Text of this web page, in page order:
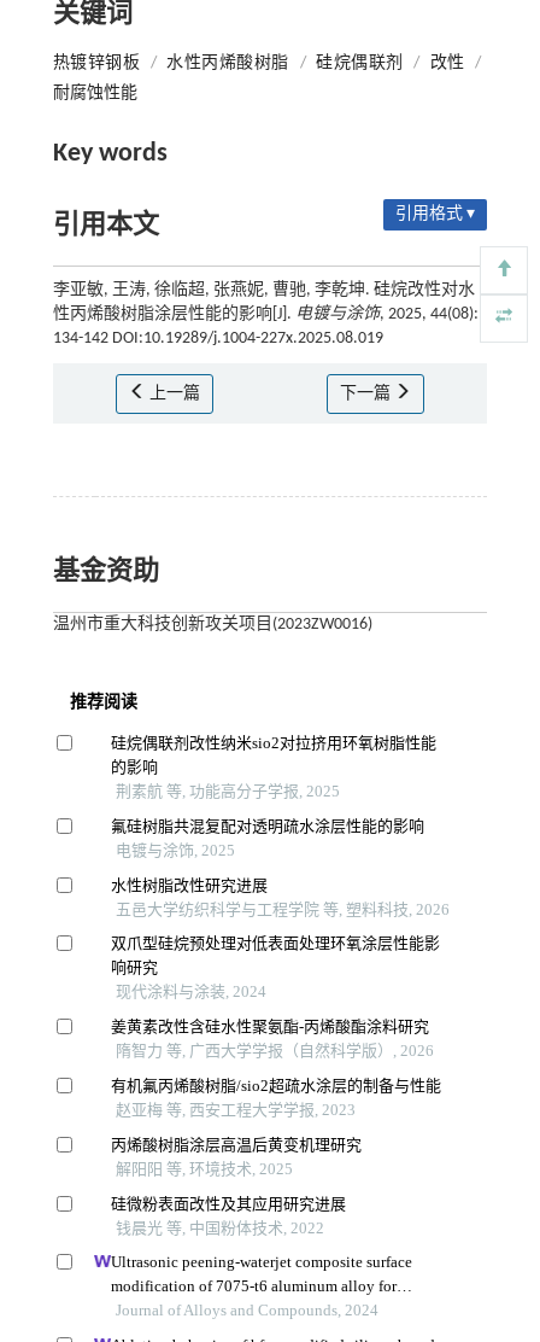
关键词
热镀锌钢板 / 水性丙烯酸树脂 / 硅烷偶联剂 / 改性
/
耐腐蚀性能
Key words
引用本文 引用格式 ▾
李亚敏, 王涛, 徐临超, 张燕妮, 曹驰, 李乾坤. 硅烷改性对水
性丙烯酸树脂涂层性能的影响[J]. 电镀与涂饰, 2025, 44(08):
134-142 DOI:10.19289/j.1004-227x.2025.08.019
上一篇 下一篇
基金资助
温州市重大科技创新攻关项目(2023ZW0016)